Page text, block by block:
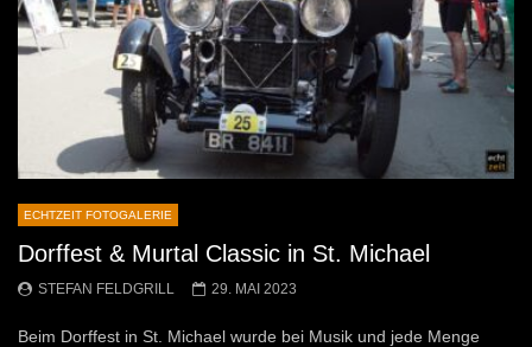
ECHTZEIT FOTOGALERIE
Dorffest & Murtal Classic in St. Michael
STEFAN FELDGRILL 29. MAI 2023
Beim Dorffest in St. Michael wurde bei Musik und jede Menge